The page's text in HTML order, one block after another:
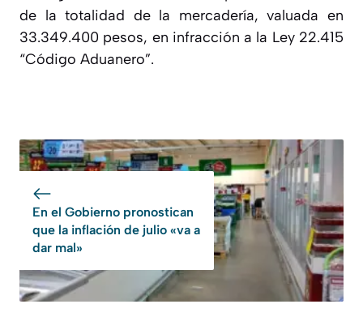
de la totalidad de la mercadería, valuada en
33.349.400 pesos, en infracción a la Ley 22.415
“Código Aduanero”.
En el Gobierno pronostican
que la inflación de julio «va a
dar mal»